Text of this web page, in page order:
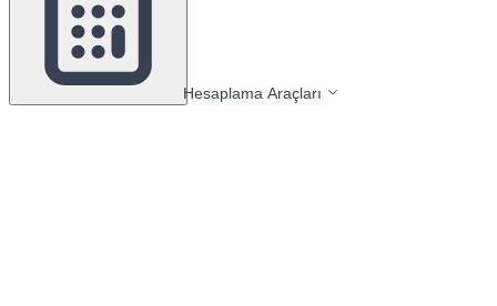
Hesaplama Araçları